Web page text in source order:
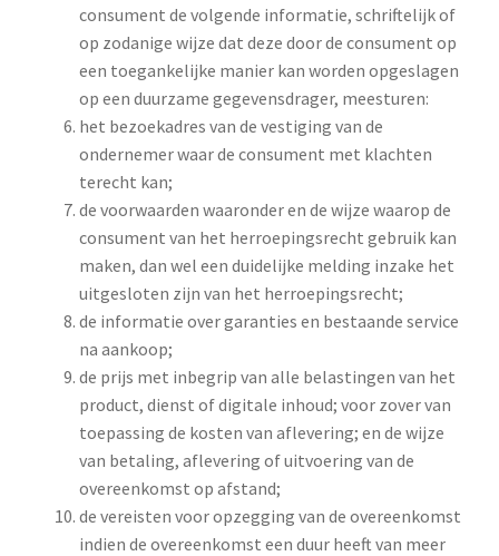
consument de volgende informatie, schriftelijk of
op zodanige wijze dat deze door de consument op
een toegankelijke manier kan worden opgeslagen
op een duurzame gegevensdrager, meesturen:
het bezoekadres van de vestiging van de
ondernemer waar de consument met klachten
terecht kan;
de voorwaarden waaronder en de wijze waarop de
consument van het herroepingsrecht gebruik kan
maken, dan wel een duidelijke melding inzake het
uitgesloten zijn van het herroepingsrecht;
de informatie over garanties en bestaande service
na aankoop;
de prijs met inbegrip van alle belastingen van het
product, dienst of digitale inhoud; voor zover van
toepassing de kosten van aflevering; en de wijze
van betaling, aflevering of uitvoering van de
overeenkomst op afstand;
de vereisten voor opzegging van de overeenkomst
indien de overeenkomst een duur heeft van meer